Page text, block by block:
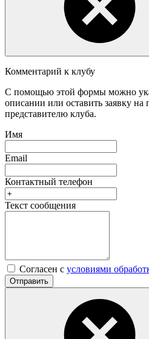
Комментарий к клубу
С помощью этой формы можно
описании или оставить заявку на
представителю клуба.
Имя
Email
Контактный телефон
Текст сообщения
Согласен с условиями
Отправить